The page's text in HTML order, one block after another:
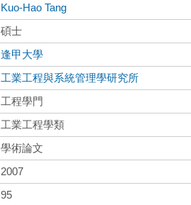
Kuo-Hao Tang
碩士
逢甲大學
工業工程與系統管理學研究所
工程學門
工業工程學類
學術論文
2007
95